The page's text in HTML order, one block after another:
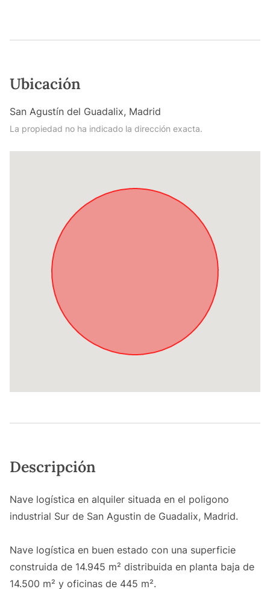
Ubicación
San Agustín del Guadalix, Madrid
La propiedad no ha indicado la dirección exacta.
Descripción
Nave logística en alquiler situada en el poligono
industrial Sur de San Agustin de Guadalix, Madrid.
Nave logística en buen estado con una superficie
construida de 14.945 m² distribuida en planta baja de
14.500 m² y oficinas de 445 m².